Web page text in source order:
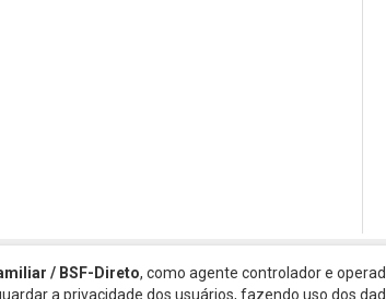
/ BSF-Direto, como agente controlador e
a privacidade dos usuários, fazendo uso dos